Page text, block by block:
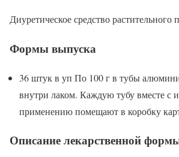
Диуретическое средство растительного
Формы выпуска
36 штук в уп По 100 г в тубы
внутри лаком. Каждую тубу вместе с
применению помещают в коробку
Описание лекарственной